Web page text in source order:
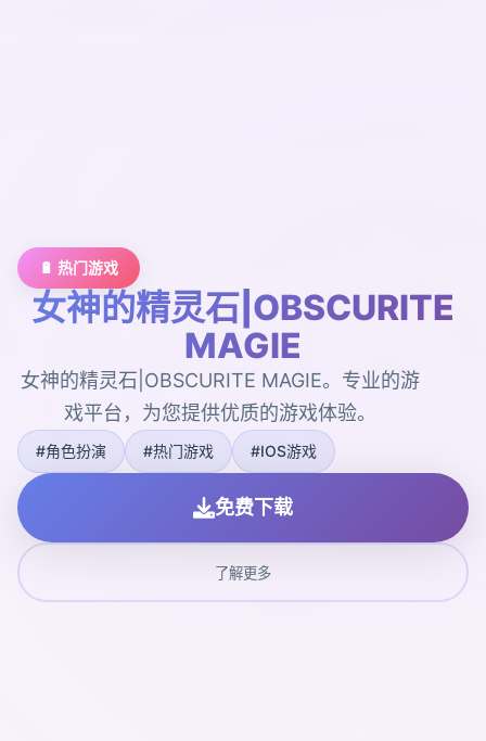
🔋 热门游戏
女神的精灵石|OBSCURITE
MAGIE
女神的精灵石|OBSCURITE MAGIE。专业的游
戏平台，为您提供优质的游戏体验。
#角色扮演 #热门游戏 #IOS游戏
免费下载
了解更多